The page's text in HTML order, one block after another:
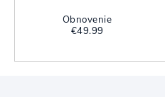
Obnovenie
€49.99